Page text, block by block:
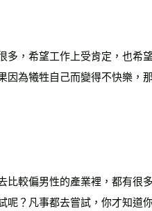
，希望工作上受肯定，也希
為犧牲自己而變得不快樂，
較偏男性的產業裡，都有很
？凡事都去嘗試，你才知道